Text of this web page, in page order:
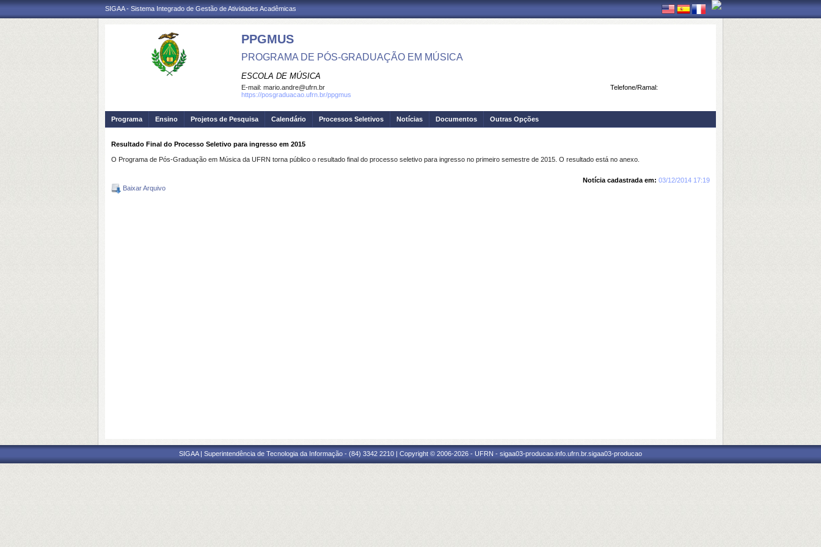
SIGAA - Sistema Integrado de Gestão de Atividades Acadêmicas
PPGMUS
PROGRAMA DE PÓS-GRADUAÇÃO EM MÚSICA
ESCOLA DE MÚSICA
Telefone/Ramal:
E-mail: mario.andre@ufrn.br
https://posgraduacao.ufrn.br/ppgmus
Programa Ensino Projetos de Pesquisa Calendário Processos Seletivos Notícias Documentos Outras Opções
Resultado Final do Processo Seletivo para ingresso em 2015
O Programa de Pós-Graduação em Música da UFRN torna público o resultado final do processo seletivo para ingresso no primeiro semestre de 2015. O resultado está no anexo.
Notícia cadastrada em: 03/12/2014 17:19
Baixar Arquivo
SIGAA | Superintendência de Tecnologia da Informação - (84) 3342 2210 | Copyright © 2006-2026 - UFRN - sigaa03-producao.info.ufrn.br.sigaa03-producao